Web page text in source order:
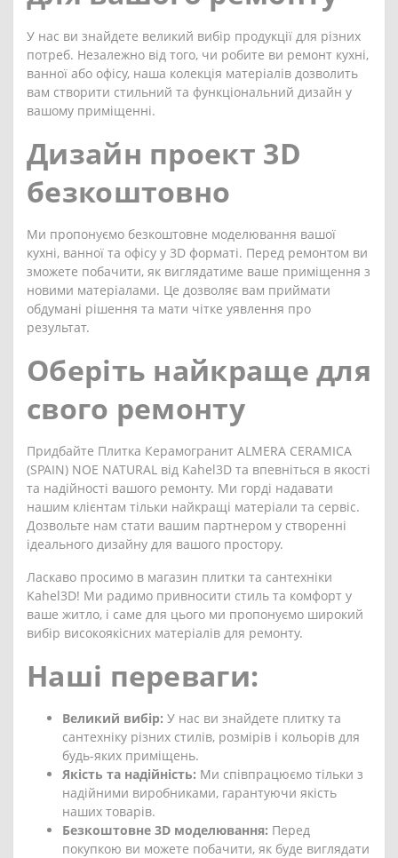
У нас ви знайдете великий вибір продукції для різних
потреб. Незалежно від того, чи робите ви ремонт кухні,
ванної або офісу, наша колекція матеріалів дозволить
вам створити стильний та функціональний дизайн у
вашому приміщенні.
Дизайн проект 3D
безкоштовно
Ми пропонуємо безкоштовне моделювання вашої
кухні, ванної та офісу у 3D форматі. Перед ремонтом ви
зможете побачити, як виглядатиме ваше приміщення з
новими матеріалами. Це дозволяє вам приймати
обдумані рішення та мати чітке уявлення про
результат.
Оберіть найкраще для
свого ремонту
Придбайте Плитка Керамогранит ALMERA CERAMICA
(SPAIN) NOE NATURAL від Kahel3D та впевніться в якості
та надійності вашого ремонту. Ми горді надавати
нашим клієнтам тільки найкращі матеріали та сервіс.
Дозвольте нам стати вашим партнером у створенні
ідеального дизайну для вашого простору.
Ласкаво просимо в магазин плитки та сантехніки
Kahel3D! Ми радимо привносити стиль та комфорт у
ваше житло, і саме для цього ми пропонуємо широкий
вибір високоякісних матеріалів для ремонту.
Наші переваги:
Великий вибір: У нас ви знайдете плитку та
сантехніку різних стилів, розмірів і кольорів для
будь-яких приміщень.
Якість та надійність: Ми співпрацюємо тільки з
надійними виробниками, гарантуючи якість
наших товарів.
Безкоштовне 3D моделювання: Перед
покупкою ви можете побачити, як буде виглядати